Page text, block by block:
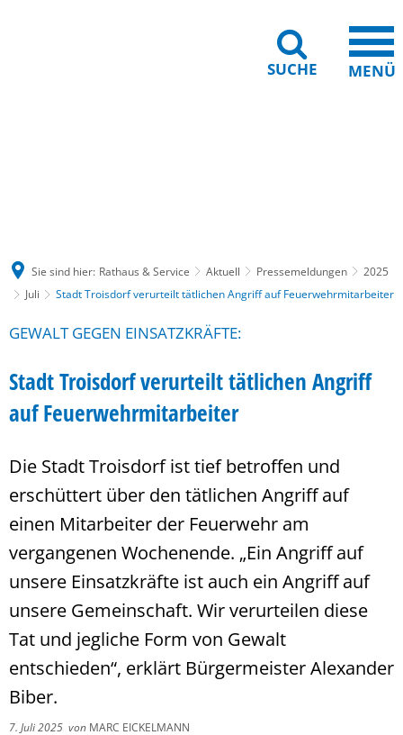
SUCHE MENÜ
Sie sind hier: Rathaus & Service Aktuell Pressemeldungen
2025
Juli
Stadt Troisdorf verurteilt tätlichen Angriff auf Feuerwehrmitarbeiter
GEWALT GEGEN EINSATZKRÄFTE:
Stadt Troisdorf verurteilt tätlichen Angriff
auf Feuerwehrmitarbeiter
Die Stadt Troisdorf ist tief betroffen und
erschüttert über den tätlichen Angriff auf
einen Mitarbeiter der Feuerwehr am
vergangenen Wochenende. „Ein Angriff auf
unsere Einsatzkräfte ist auch ein Angriff auf
unsere Gemeinschaft. Wir verurteilen diese
Tat und jegliche Form von Gewalt
entschieden“, erklärt Bürgermeister Alexander
Biber.
7. Juli 2025 von MARC EICKELMANN